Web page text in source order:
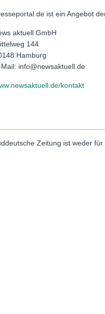
ist ein Angebot
aktuell GmbH
144
Hamburg
Mail: info@newsaktuell.de
kontakt
Zeitung ist weder